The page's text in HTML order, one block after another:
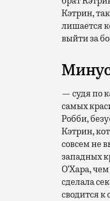
Кэтрин,
лишается
выйти за
— судя по
самых
Робби,
Кэтрин,
совсем не
западных
О’Хара,
сделала
сводится